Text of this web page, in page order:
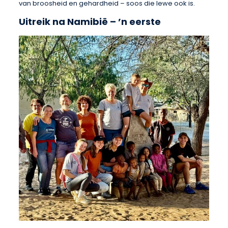
van broosheid en gehardheid – soos die lewe ook is.
Uitreik na Namibië – ’n eerste